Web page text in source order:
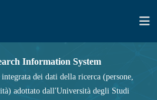
Information System
dei dati della ricerca (persone,
adottato dall'Università degli Studi